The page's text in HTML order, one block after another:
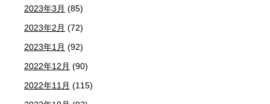
2023年3月 (85)
2023年2月 (72)
2023年1月 (92)
2022年12月 (90)
2022年11月 (115)